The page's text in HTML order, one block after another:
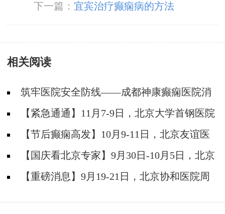
下一篇： 宜宾治疗癫痫病的方法
相关阅读
筑牢医院安全防线——成都神康癫痫医院消
防安全培训纪实
【紧急通通】11月7-9日，北京大学首钢医院
神经内科胡颖教授亲临成都会诊，破解癫痫疑难
【节后癫痫高发】10月9-11日，北京友谊医
院陈葵博士免费会诊+治疗援助，破解癫痫难
题！
【国庆看北京专家】9月30日-10月5日，北京
天坛&首钢医院两大专家蓉城亲诊+癫痫大额救
【重磅消息】9月19-21日，北京协和医院周